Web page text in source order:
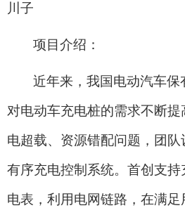
川子
项目介绍：
近年来，我国电动汽车保
对电动车充电桩的需求不断
电超载、资源错配问题，团
有序充电控制系统。首创支
电表，利用电网链路，在满足